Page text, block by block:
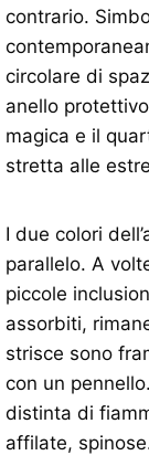
contrario.
circolare di
anello
magica e il
stretta alle
I due colori
parallelo. A
piccole
assorbiti,
strisce sono
con un
distinta di
affilate,